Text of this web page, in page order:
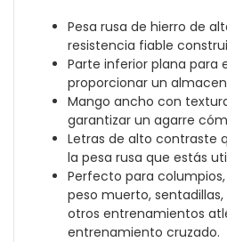
Pesa rusa de hierro de
resistencia fiable
Parte inferior plana para
proporcionar un
Mango ancho con
garantizar un agarre
Letras de alto contraste
la pesa rusa que estás
Perfecto para
peso muerto,
otros entrenamientos
entrenamiento cruzado.